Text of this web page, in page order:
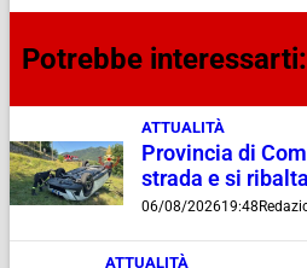
Potrebbe interessarti:
ATTUALITÀ
Provincia di
strada e si ribalta
06/08/202619:48
ATTUALITÀ